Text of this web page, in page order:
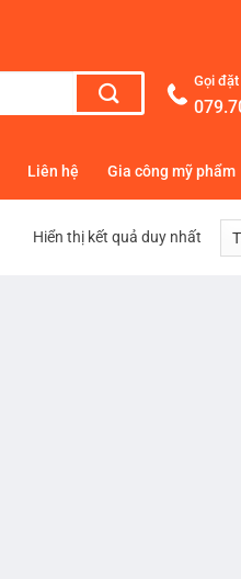
Gọi
Liên hệ Gia công mỹ phẩm
Hiển thị kết quả duy nhất